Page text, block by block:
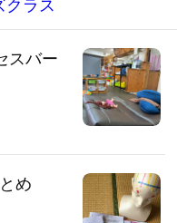
クラス
スバー
め